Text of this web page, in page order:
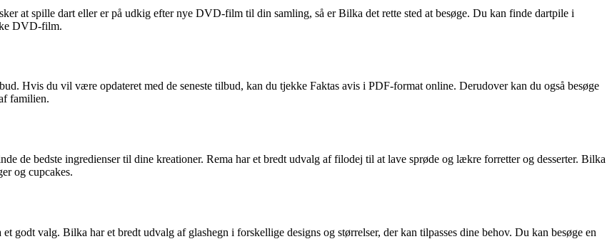
at spille dart eller er på udkig efter nye DVD-film til din samling, så er Bilka det rette sted at besøge. Du kan finde dartpile i
DVD-film.
Hvis du vil være opdateret med de seneste tilbud, kan du tjekke Faktas avis i PDF-format online. Derudover kan du også besøge
familien.
de bedste ingredienser til dine kreationer. Rema har et bredt udvalg af filodej til at lave sprøde og lækre forretter og desserter. Bilka
og cupcakes.
godt valg. Bilka har et bredt udvalg af glashegn i forskellige designs og størrelser, der kan tilpasses dine behov. Du kan besøge en